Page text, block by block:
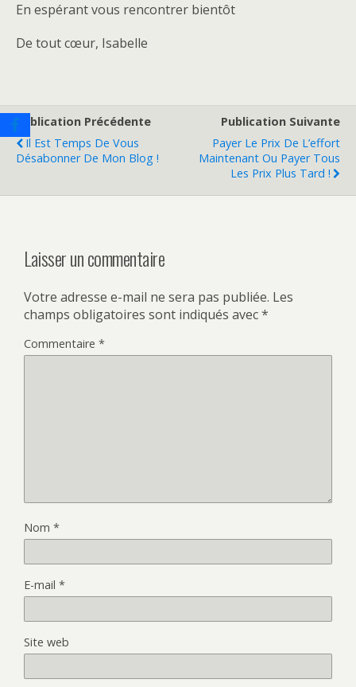
En espérant vous rencontrer bientôt
De tout cœur, Isabelle
Publication Précédente
Il Est Temps De Vous
Désabonner De Mon Blog !
Publication Suivante
Payer Le Prix De L’effort
Maintenant Ou Payer Tous
Les Prix Plus Tard !
Laisser un commentaire
Votre adresse e-mail ne sera pas publiée. Les
champs obligatoires sont indiqués avec*
Commentaire *
Nom *
E-mail *
Site web